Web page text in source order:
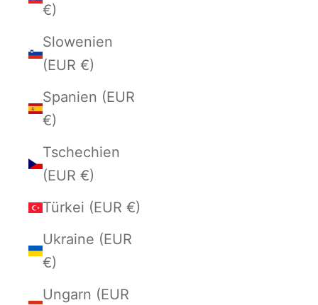
€)
Slowenien
(EUR €)
Spanien (EUR
€)
Tschechien
(EUR €)
Türkei (EUR €)
Ukraine (EUR
€)
Ungarn (EUR